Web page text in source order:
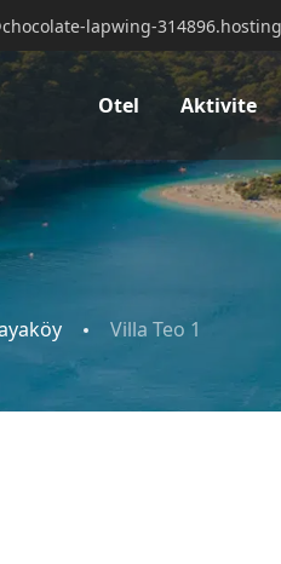
lapwing-
Otel Aktivite
Villa Teo 1